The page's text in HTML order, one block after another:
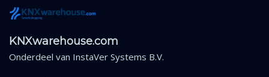
KNXwarehouse.com
Onderdeel van InstaVer Systems B.V.